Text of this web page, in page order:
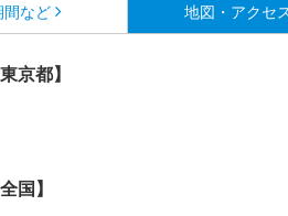
間など 地図・アクセ
京都】
国】